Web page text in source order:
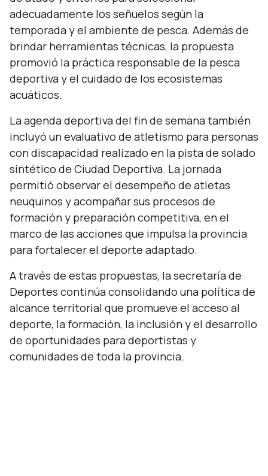
adecuadamente los señuelos según la
temporada y el ambiente de pesca. Además de
brindar herramientas técnicas, la propuesta
promovió la práctica responsable de la pesca
deportiva y el cuidado de los ecosistemas
acuáticos.
La agenda deportiva del fin de semana también
incluyó un evaluativo de atletismo para personas
con discapacidad realizado en la pista de solado
sintético de Ciudad Deportiva. La jornada
permitió observar el desempeño de atletas
neuquinos y acompañar sus procesos de
formación y preparación competitiva, en el
marco de las acciones que impulsa la provincia
para fortalecer el deporte adaptado.
A través de estas propuestas, la secretaría de
Deportes continúa consolidando una política de
alcance territorial que promueve el acceso al
deporte, la formación, la inclusión y el desarrollo
de oportunidades para deportistas y
comunidades de toda la provincia.